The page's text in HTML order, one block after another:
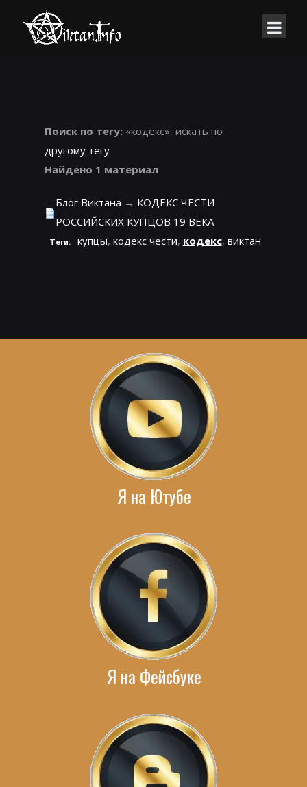
Поиск по тегу: «кодекс», искать по
другому тегу
Найдено 1 материал
Блог Виктана → КОДЕКС ЧЕСТИ
РОССИЙСКИХ КУПЦОВ 19 ВЕКА
Теги: купцы, кодекс чести, кодекс, виктан
Я на Ютубе
Я на Фейсбуке